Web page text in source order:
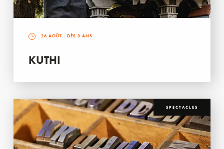
26 AOÛT - DÈS 3 ANS
KUTHI
SPECTACLES